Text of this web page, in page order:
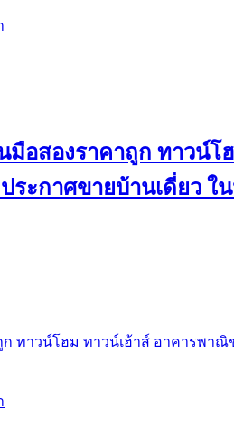
มือสองราคาถูก ทาวน์
ะกาศขายบ้านเดี่ยว ใ
ทาวน์โฮม ทาวน์เฮ้าส์ อาคารพา